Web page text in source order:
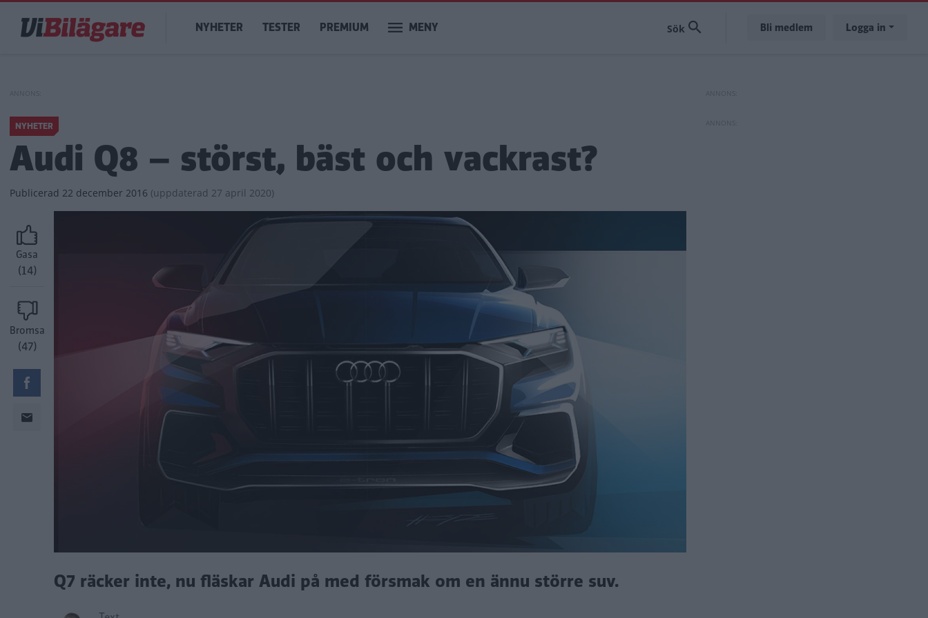
huvudinnehåll
Main
navigation
NYHETER TESTER PREMIUM MENY Bli medlem Logga in
NYHETER
Audi Q8 – störst, bäst och vackrast?
Publicerad 22 december 2016 (uppdaterad 27 april 2020)
Gasa
(14)
Bromsa
(47)
Q7 räcker inte, nu fläskar Audi på med försmak om en ännu större suv.